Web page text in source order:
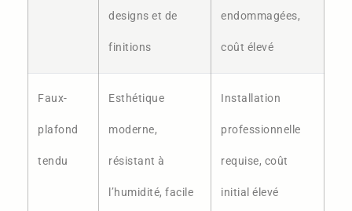
designs et de
finitions
endommagées,
coût élevé
Faux-
plafond
tendu
Esthétique
moderne,
résistant à
l’humidité, facile
Installation
professionnelle
requise, coût
initial élevé